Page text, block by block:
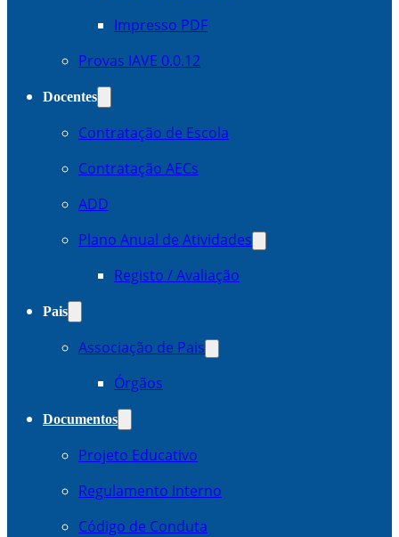
Impresso PDF
Provas IAVE 0.0.12
Docentes
Contratação de Escola
Contratação AECs
ADD
Plano Anual de Atividades
Registo / Avaliação
Pais
Associação de Pais
Órgãos
Documentos
Projeto Educativo
Regulamento Interno
Código de Conduta